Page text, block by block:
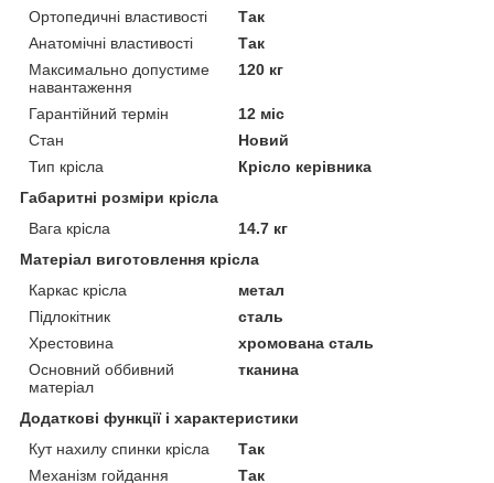
Ортопедичні властивості
Так
Анатомічні властивості
Так
Максимально допустиме
навантаження
120 кг
Гарантійний термін
12 міс
Стан
Новий
Тип крісла
Крісло керівника
Габаритні розміри крісла
Вага крісла
14.7 кг
Матеріал виготовлення крісла
Каркас крісла
метал
Підлокітник
сталь
Хрестовина
хромована сталь
Основний оббивний
матеріал
тканина
Додаткові функції і характеристики
Кут нахилу спинки крісла
Так
Механізм гойдання
Так